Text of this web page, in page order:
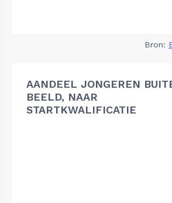
Bron:
AANDEEL JONGEREN
BEELD, NAAR
STARTKWALIFICATIE